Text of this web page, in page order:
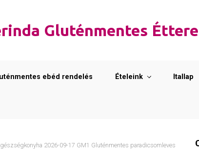
Gluténmentes
ebéd rendelés Ételeink Itallap
2026-09-17 GM1 Gluténmentes paradicsomleves